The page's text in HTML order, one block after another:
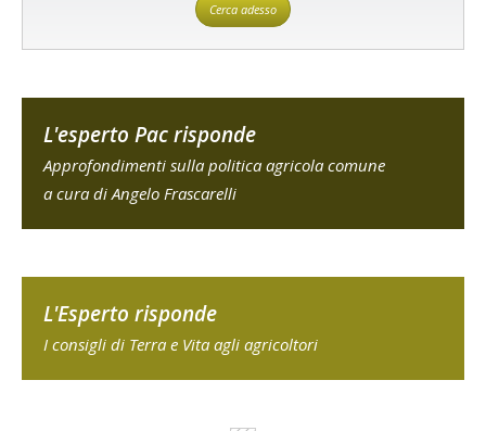
Cerca adesso
L'esperto Pac risponde
Approfondimenti sulla politica agricola comune
a cura di Angelo Frascarelli
L'Esperto risponde
I consigli di Terra e Vita agli agricoltori